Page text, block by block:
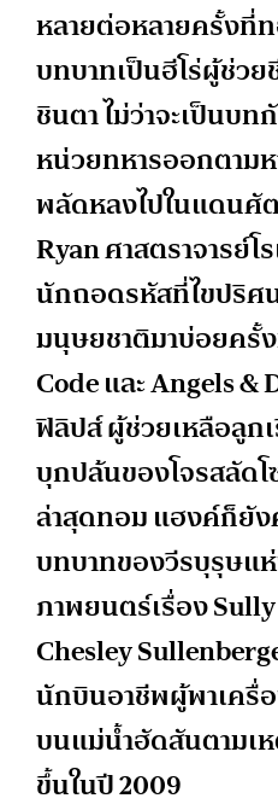
หลายต่อหลายครั้งที่
บทบาทเป็นฮีโร่ผู้ช่ว
ชินตา ไม่ว่าจะเป็นบ
หน่วยทหารออกตาม
พลัดหลงไปในแดนศั
Ryan ศาสตราจารย์
นักถอดรหัสที่ไขปริศ
มนุษยชาติมาบ่อยครั้
Code และ Angels
ฟิลิปส์ ผู้ช่วยเหลือลูก
บุกปล้นของโจรสลัดโ
ล่าสุดทอม แฮงค์ก็ยั
บทบาทของวีรบุรุษแ
ภาพยนตร์เรื่อง
Chesley
นักบินอาชีพผู้พาเค
บนแม่น้ำฮัดสันตามเ
ขึ้นในปี 2009